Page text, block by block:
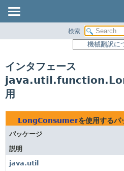
パッケージ
クラス
使用
ツリー
プレビュー
新規
非推奨
検索
機械翻訳に
インタフェース
用
LongConsumerを使用するパ
パッケージ
説明
java.util